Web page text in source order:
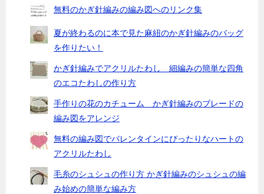
無料のかぎ針編みの編み図へのリンク集
夏が終わるのに本で見た麻紐のかぎ針編みのバッグ
を作りたい！
かぎ針編みでアクリルたわし 細編みの簡単な四角
のエコたわしの作り方
手作りの花のカチューム かぎ針編みのブレードの
編み図をアレンジ
無料の編み図でバレンタインにぴったりなハートの
アクリルたわし
毛糸のシュシュの作り方 かぎ針編みのシュシュの編
み始めの簡単な編み方